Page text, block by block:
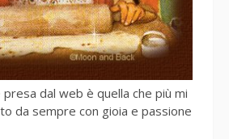
dal web è quella che più mi
da sempre con gioia e passione